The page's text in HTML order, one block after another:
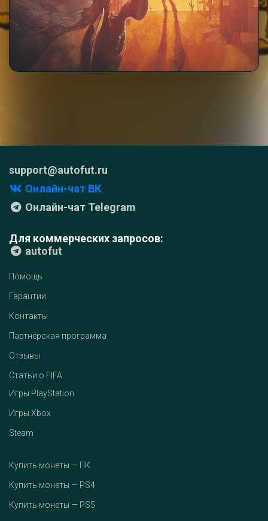
support@autofut.ru
Онлайн-чат ВК
Онлайн-чат Telegram
Для коммерческих запросов:
autofut
Помощь
Гарантии
Контакты
Партнёрская программа
Отзывы
Статьи о FIFA
Игры PlayStation
Игры Xbox
Steam
Купить монеты — ПК
Купить монеты — PS4
Купить монеты — PS5